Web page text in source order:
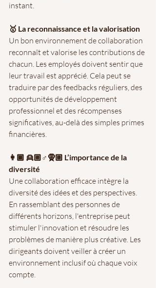
instant.
🥇 La reconnaissance et la valorisation
Un bon environnement de collaboration
reconnaît et valorise les contributions de
chacun. Les employés doivent sentir que
leur travail est apprécié. Cela peut se
traduire par des feedbacks réguliers, des
opportunités de développement
professionnel et des récompenses
significatives, au-delà des simples primes
financières.
👩🏾 👱🏼♂️🧕🏼 L’importance de la
diversité
Une collaboration efficace intègre la
diversité des idées et des perspectives.
En rassemblant des personnes de
différents horizons, l'entreprise peut
stimuler l'innovation et résoudre les
problèmes de manière plus créative. Les
dirigeants doivent veiller à créer un
environnement inclusif où chaque voix
compte.